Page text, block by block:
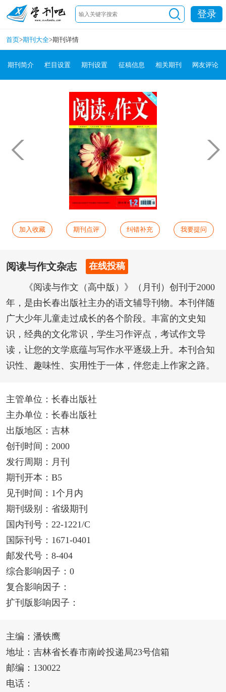
登录
首页>期刊大全>期刊详情
期刊简介 栏目设置 期刊设置 征稿信息 相关期刊 网友评论
加入收藏 期刊点评 纠错补充 我要提问
阅读与作文杂志 在线投稿
《阅读与作文（高中版）》（月刊）创刊于2000
年，是由长春出版社主办的语文辅导刊物。本刊伴随
广大少年儿童走过成长的各个阶段。丰富的文史知
识，经典的文化常识，学生习作评点，考试作文导
读，让您的文学底蕴与写作水平逐级上升。本刊合知
识性、趣味性、实用性于一体，伴您走上作家之路。
主管单位：长春出版社
主办单位：长春出版社
出版地区：吉林
创刊时间：2000
发行周期：月刊
期刊开本：B5
见刊时间：1个月内
期刊级别：省级期刊
国内刊号：22-1221/C
国际刊号：1671-0401
邮发代号：8-404
综合影响因子：0
复合影响因子：
扩刊版影响因子：
主编：潘铁鹰
地址：吉林省长春市南岭投递局23号信箱
邮编：130022
电话：